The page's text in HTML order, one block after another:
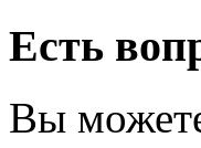
Есть
Вы